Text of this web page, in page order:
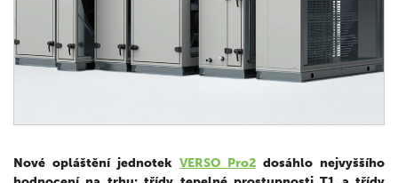
Nové opláštění jednotek VERSO Pro2dosáhlo nejvyššího